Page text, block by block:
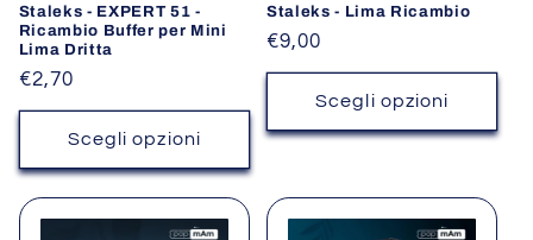
Staleks - EXPERT 51 -
Ricambio Buffer per Mini
Lima Dritta
Prezzo
di
listino
€2,70
Scegli opzioni
Staleks - Lima Ricambio
Prezzo
di
listino
€9,00
Scegli opzioni